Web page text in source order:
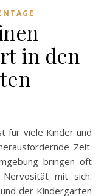
in den
Zeit.
bringen oft
mit sich.
der Kindergarten